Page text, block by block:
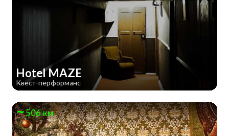
Hotel MAZE
Квест-перформанс
506 км